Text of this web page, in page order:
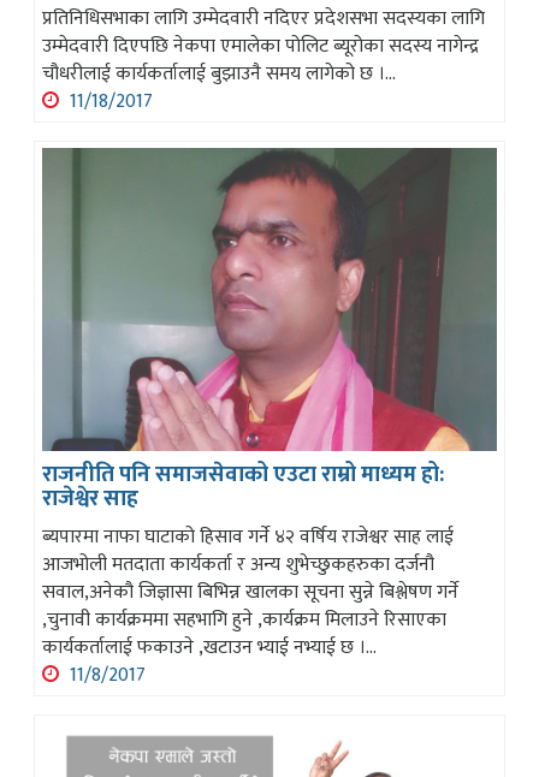
प्रतिनिधिसभाका लागि उम्मेदवारी नदिएर प्रदेशसभा सदस्यका लागि
उम्मेदवारी दिएपछि नेकपा एमालेका पोलिट ब्यूरोका सदस्य नागेन्द्र
चौधरीलाई कार्यकर्तालाई बुझाउनै समय लागेको छ ।...
11/18/2017
राजनीति पनि समाजसेवाको एउटा राम्रो माध्यम हो:
राजेश्वेर साह
ब्यपारमा नाफा घाटाको हिसाव गर्ने ४२ वर्षिय राजेश्वर साह लाई
आजभोली मतदाता कार्यकर्ता र अन्य शुभेच्छुकहरुका दर्जनौ
सवाल,अनेकौ जिज्ञासा बिभिन्न खालका सूचना सुन्ने बिश्लेषण गर्ने
,चुनावी कार्यक्रममा सहभागि हुने ,कार्यक्रम मिलाउने रिसाएका
कार्यकर्तालाई फकाउने ,खटाउन भ्याई नभ्याई छ ।...
11/8/2017